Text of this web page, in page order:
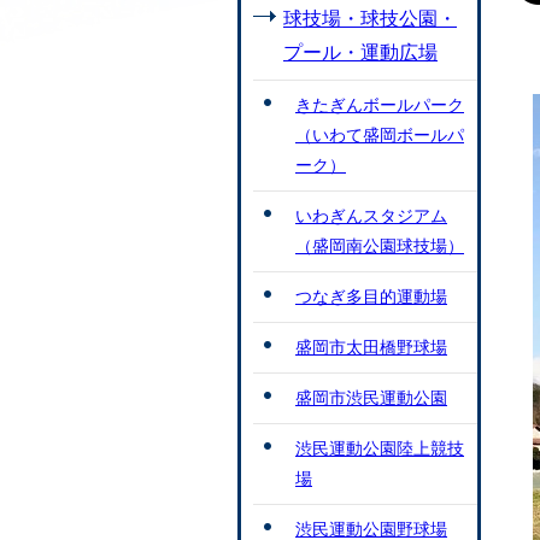
球技場・球技公園・
プール・運動広場
きたぎんボールパーク
（いわて盛岡ボールパ
ーク）
いわぎんスタジアム
（盛岡南公園球技場）
つなぎ多目的運動場
盛岡市太田橋野球場
盛岡市渋民運動公園
渋民運動公園陸上競技
場
渋民運動公園野球場